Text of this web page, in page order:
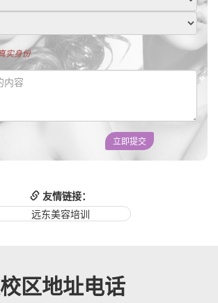
实身份
立即提交
友情链接：
远东美容培训
区地址电话